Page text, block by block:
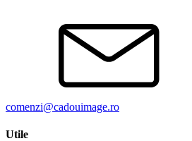
comenzi@cadouimage.ro
Utile